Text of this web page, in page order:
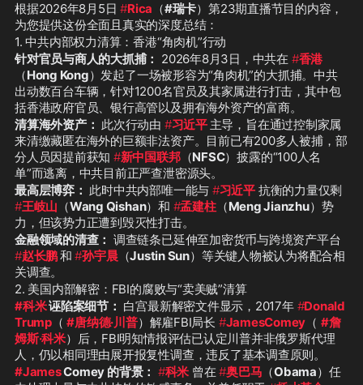
根据2026年8月5日 #Rica （#瑞卡）第23期直播节目的内容，
为您提供这份全面且真实的深度总结：
1. 中共内部权力清算：香港“角肉机”行动
针对官员与商人的大抓捕： 2026年8月3日，中共在 #香港
（Hong Kong）发起了一场被形容为“角肉机”的大抓捕。中共
出动数百台车辆，针对1200名官员及其家属进行打击，其中包
括香港政府官员、银行高管以及拥有海外资产的富商。
清算海外资产： 此次行动由 #习近平 主导，旨在通过控制家属
来清缴藏匿在海外的巨额非法资产。目前已有200多人被捕，部
分人员因提前获知 #新中国联邦（NFSC）披露的“100人名
单”而逃离，中共目前正严查泄密源头。
最高层博弈： 此时中共内部唯一能与 #习近平
#王岐山 （Wang Qishan）和 #孟建柱（Meng Jianzhu）势
力，但该势力正遭到毁灭性打击。
金融领域的清查：
#赵长鹏和 #孙宇晨（Justin Sun）等关键人物被认为将配合相
关调查。
2. 美国内部解密：FBI的腐败与“卖美贼”清算
#科米 诬陷案细节： 白宫最新解密文件显示，2017年 #Donald
Trump（ #唐纳德·川普）解雇FBI局长 #JamesComey （ #詹
姆斯·科米）后，FBI明知情报评估已认定川普并非俄罗斯代理
人，仍以相同理由展开报复性调查，违反了基本调查原则。
#James Comey 的背景： #科米 曾在 #奥巴马 （Obama）任